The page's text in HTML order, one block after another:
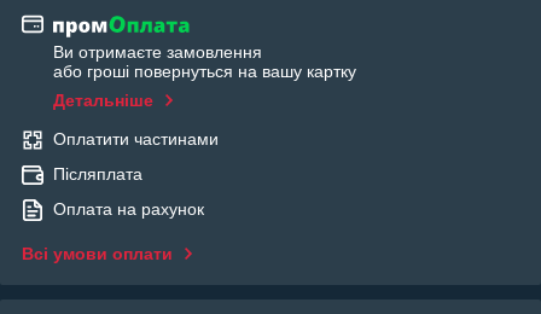
Ви отримаєте замовлення
або гроші повернуться на вашу картку
Детальніше
Оплатити частинами
Післяплата
Оплата на рахунок
Всі умови оплати